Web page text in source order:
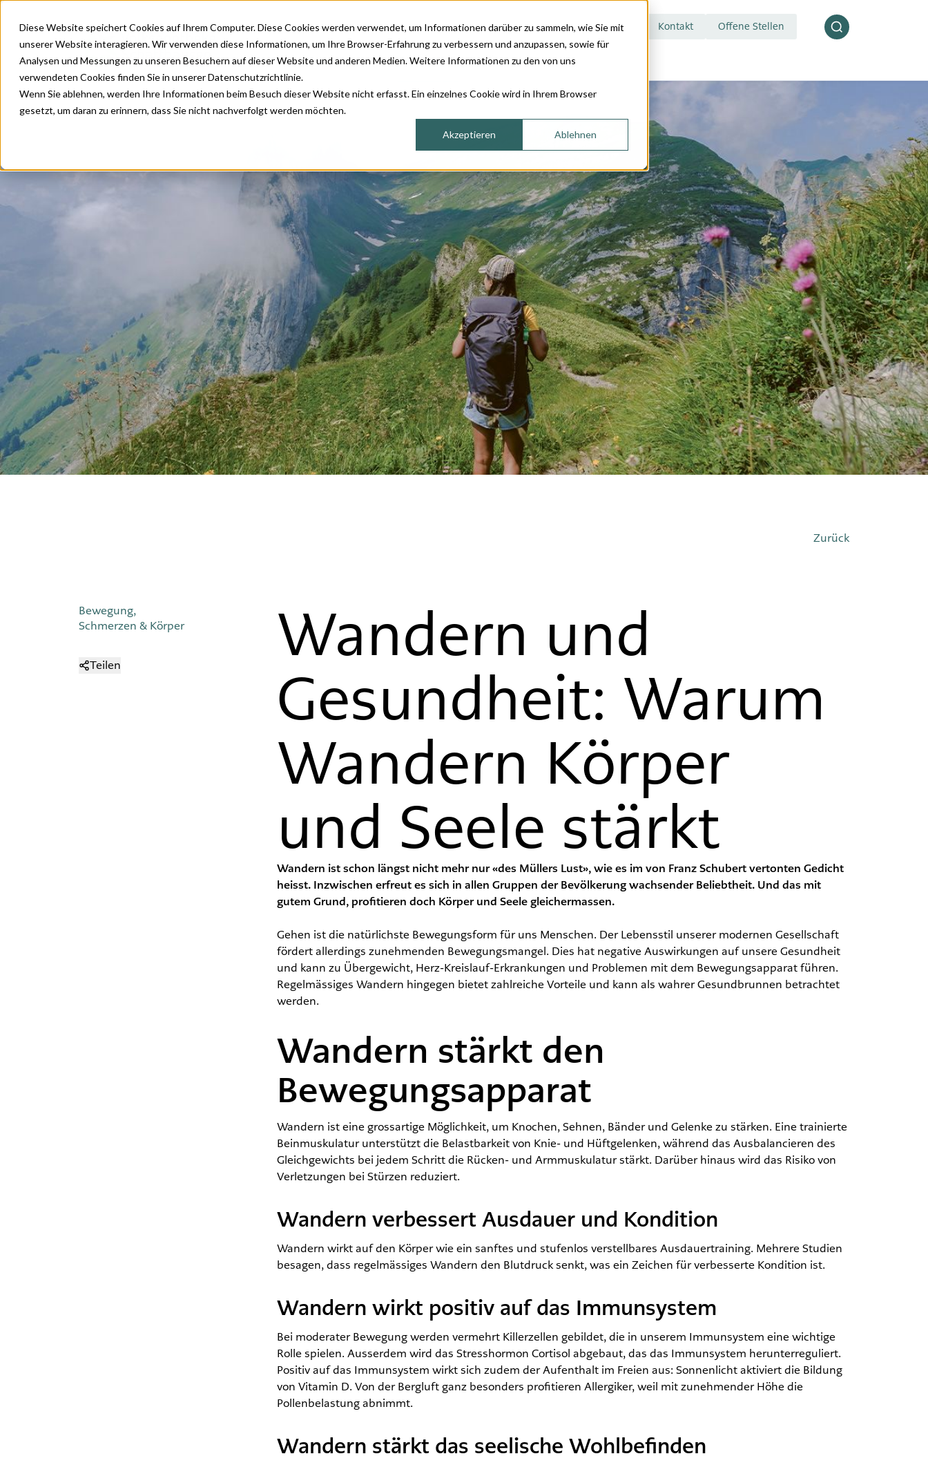
Diese Website speichert Cookies auf Ihrem Computer. Diese Cookies werden verwendet, um Informationen darüber zu sammeln, wie Sie mit
unserer Website interagieren. Wir verwenden diese Informationen, um Ihre Browser-Erfahrung zu verbessern und anzupassen, sowie für
Analysen und Messungen zu unseren Besuchern auf dieser Website und anderen Medien. Weitere Informationen zu den von uns
verwendeten Cookies finden Sie in unserer Datenschutzrichtlinie.
Wenn Sie ablehnen, werden Ihre Informationen beim Besuch dieser Website nicht erfasst. Ein einzelnes Cookie wird in Ihrem Browser
gesetzt, um daran zu erinnern, dass Sie nicht nachverfolgt werden möchten.
Akzeptieren Ablehnen
Kontakt Offene Stellen
StandorteDienstleistungen
Grippe
Covid-19
Zecke (FSME)
Gürtelrose
Diphtherie-Tetanus-
Pertussis
Hepatitis A und B
Masern-Mumps-Röteln
RSV
Meningokokken
Pneumokokken
Reiseimpfungen
Tollwut
Abgabe rezeptpflichtiger
Medikamente
Augenbeschwerden
Erektionsbeschwerden
Harnwegsbeschwerden
Hautbeschwerden
Heuschnupfen und
Allergien
Magen-Darm-
Beschwerden
Ohrenbeschwerden
Blutdruckmessung
Blutzuckermessung
Blutwertanalyse
Cholesterinmessung
Herzcheck
Hörtest
Ohrspülung
Blisterservice
Individuelle
Mikronährstoffmischung
Komplementärberatung
Kompressionsstrümpfe
Ohrlochstechen
Wundversorgung
SortimentMagazin
Kundenmagazin «'s
Heftpflaster»
Gesundheitsratgeber
Über uns
Zurück
Bewegung,
Schmerzen & Körper
Teilen Wandern und
Gesundheit: Warum
Wandern Körper
und Seele stärkt
Wandern ist schon längst nicht mehr nur «des Müllers Lust», wie es im von Franz Schubert vertonten Gedicht
heisst. Inzwischen erfreut es sich in allen Gruppen der Bevölkerung wachsender Beliebtheit. Und das mit
gutem Grund, profitieren doch Körper und Seele gleichermassen.
Gehen ist die natürlichste Bewegungsform für uns Menschen. Der Lebensstil unserer modernen Gesellschaft
fördert allerdings zunehmenden Bewegungsmangel. Dies hat negative Auswirkungen auf unsere Gesundheit
und kann zu Übergewicht, Herz-Kreislauf-Erkrankungen und Problemen mit dem Bewegungsapparat führen.
Regelmässiges Wandern hingegen bietet zahlreiche Vorteile und kann als wahrer Gesundbrunnen betrachtet
werden.
Wandern stärkt den
Bewegungsapparat
Wandern ist eine grossartige Möglichkeit, um Knochen, Sehnen, Bänder und Gelenke zu stärken. Eine trainierte
Beinmuskulatur unterstützt die Belastbarkeit von Knie- und Hüftgelenken, während das Ausbalancieren des
Gleichgewichts bei jedem Schritt die Rücken- und Armmuskulatur stärkt. Darüber hinaus wird das Risiko von
Verletzungen bei Stürzen reduziert.
Wandern verbessert Ausdauer und Kondition
Wandern wirkt auf den Körper wie ein sanftes und stufenlos verstellbares Ausdauertraining. Mehrere Studien
besagen, dass regelmässiges Wandern den Blutdruck senkt, was ein Zeichen für verbesserte Kondition ist.
Wandern wirkt positiv auf das Immunsystem
Bei moderater Bewegung werden vermehrt Killerzellen gebildet, die in unserem Immunsystem eine wichtige
Rolle spielen. Ausserdem wird das Stresshormon Cortisol abgebaut, das das Immunsystem herunterreguliert.
Positiv auf das Immunsystem wirkt sich zudem der Aufenthalt im Freien aus: Sonnenlicht aktiviert die Bildung
von Vitamin D. Von der Bergluft ganz besonders profitieren Allergiker, weil mit zunehmender Höhe die
Pollenbelastung abnimmt.
Wandern stärkt das seelische Wohlbefinden